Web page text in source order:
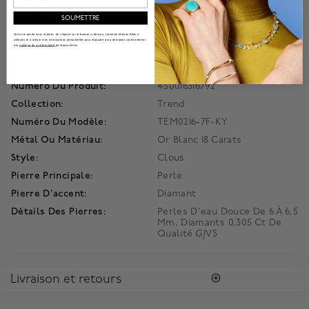
haute qualité de 7,5 à 8 mm, entourée de diamants
scintillants de 0.305 ct.
Information produit
Numéro Du Produit:
450016316792
Collection:
Trend
Numéro Du Modèle:
TEM0216-7F-KY
Métal Ou Matériau:
Or Blanc 18 Carats
Style:
Clous
Pierre Principale:
Perle
Pierre D'accent:
Diamant
Détails Des Pierres:
Perles D'eau Douce De 6 À 6,5
Mm, Diamants 0,305 Ct De
Qualité G/VS
Livraison et retours
SOUMETTRE
Votre vie privée nous importe. En cliquant sur le bouton ci-dessus, j'autorise Maison Bikrs à
collecter et à utiliser mes informations personnelles pour répondre à ma demande conformément
à lapolitique de confidentialité de Maison Birks.